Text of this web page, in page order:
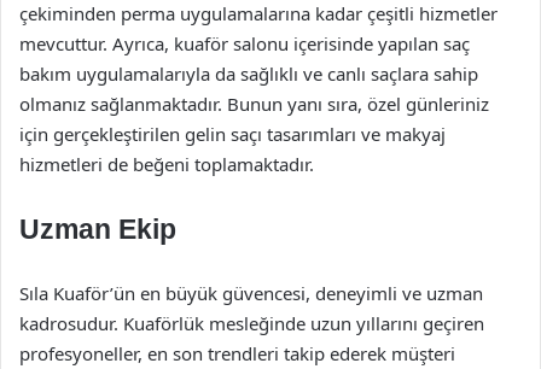
çekiminden perma uygulamalarına kadar çeşitli hizmetler
mevcuttur. Ayrıca, kuaför salonu içerisinde yapılan saç
bakım uygulamalarıyla da sağlıklı ve canlı saçlara sahip
olmanız sağlanmaktadır. Bunun yanı sıra, özel günleriniz
için gerçekleştirilen gelin saçı tasarımları ve makyaj
hizmetleri de beğeni toplamaktadır.
Uzman Ekip
Sıla Kuaför’ün en büyük güvencesi, deneyimli ve uzman
kadrosudur. Kuaförlük mesleğinde uzun yıllarını geçiren
profesyoneller, en son trendleri takip ederek müşteri